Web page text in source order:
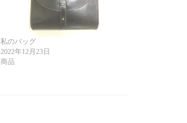
私のバッグ
2022年12月23日
商品